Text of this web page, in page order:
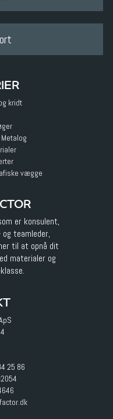
kridt
vægge
er konsulent,
teamleder,
til at opnå dit
materialer og
25 86